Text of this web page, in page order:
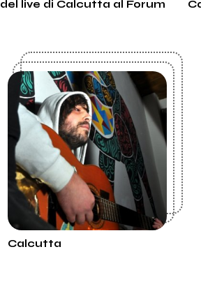
del live di Calcutta al Forum
Calcutta